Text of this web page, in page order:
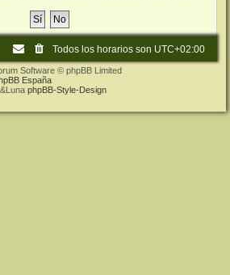
Todos los horarios son UTC+02:00
Software © phpBB Limited
España
phpBB-Style-Design